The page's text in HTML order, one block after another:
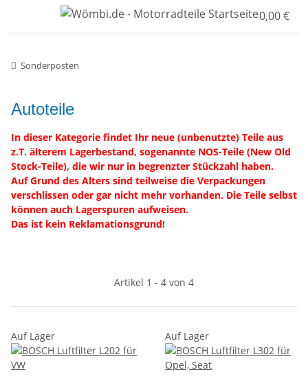
0,00 €
Sonderposten
Autoteile
In dieser Kategorie findet Ihr neue (unbenutzte) Teile aus
z.T. älterem Lagerbestand, sogenannte NOS-Teile (New Old
Stock-Teile), die wir nur in begrenzter Stückzahl haben.
Auf Grund des Alters sind teilweise die Verpackungen
verschlissen oder gar nicht mehr vorhanden. Die Teile selbst
können auch Lagerspuren aufweisen.
Das ist kein Reklamationsgrund!
Artikel 1 - 4 von 4
Auf Lager Auf Lager